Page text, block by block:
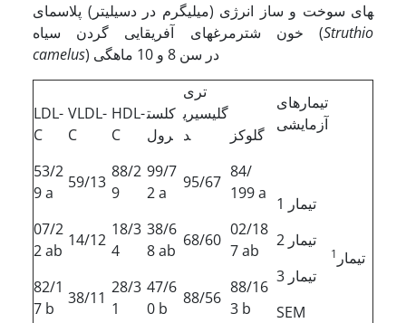
های سوخت و ساز انرژی (میلی­گرم در دسی­لیتر) پلاسمای
خون شترمرغهای آفریقایی گردن سیاه (Struthio
camelus
) در سن 8 و 10 ماهگی
LDL-
C
VLDL-
C
HDL-
C
کلست
رول
تری
گلیسیری
د
گلوکز
تیمارهای
آزمایشی
53/2
9 a
59/13
88/2
9
99/7
2 a
95/67
84/
199 a
تیمار 1
تیمار 2
تیمار 3
SEM
تیمار 1
07/2
2 ab
14/12
18/3
4
38/6
8 ab
68/60
02/18
7 ab
82/1
7 b
38/11
28/3
1
47/6
0 b
88/56
88/16
3 b